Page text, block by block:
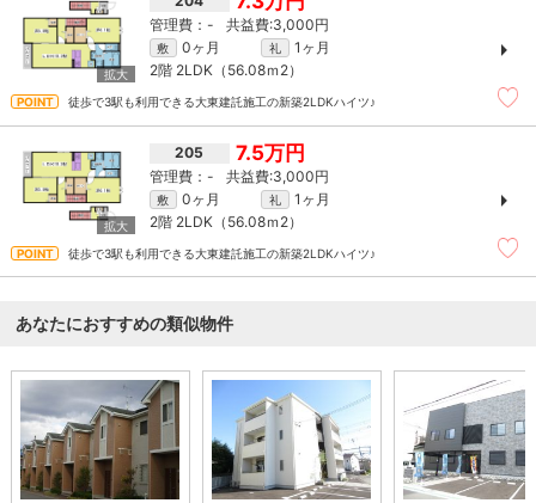
- 3,000円
敷 0ヶ月 礼
1ヶ月
2階 2LDK（56.08ｍ 2）
徒歩で3駅も利用できる大東建託施工の新築2LDKハイツ♪
205 7.5万円
- 3,000円
敷 0ヶ月 礼
1ヶ月
2階 2LDK（56.08ｍ 2）
徒歩で3駅も利用できる大東建託施工の新築2LDKハイツ♪
あなたにおすすめの類似物件